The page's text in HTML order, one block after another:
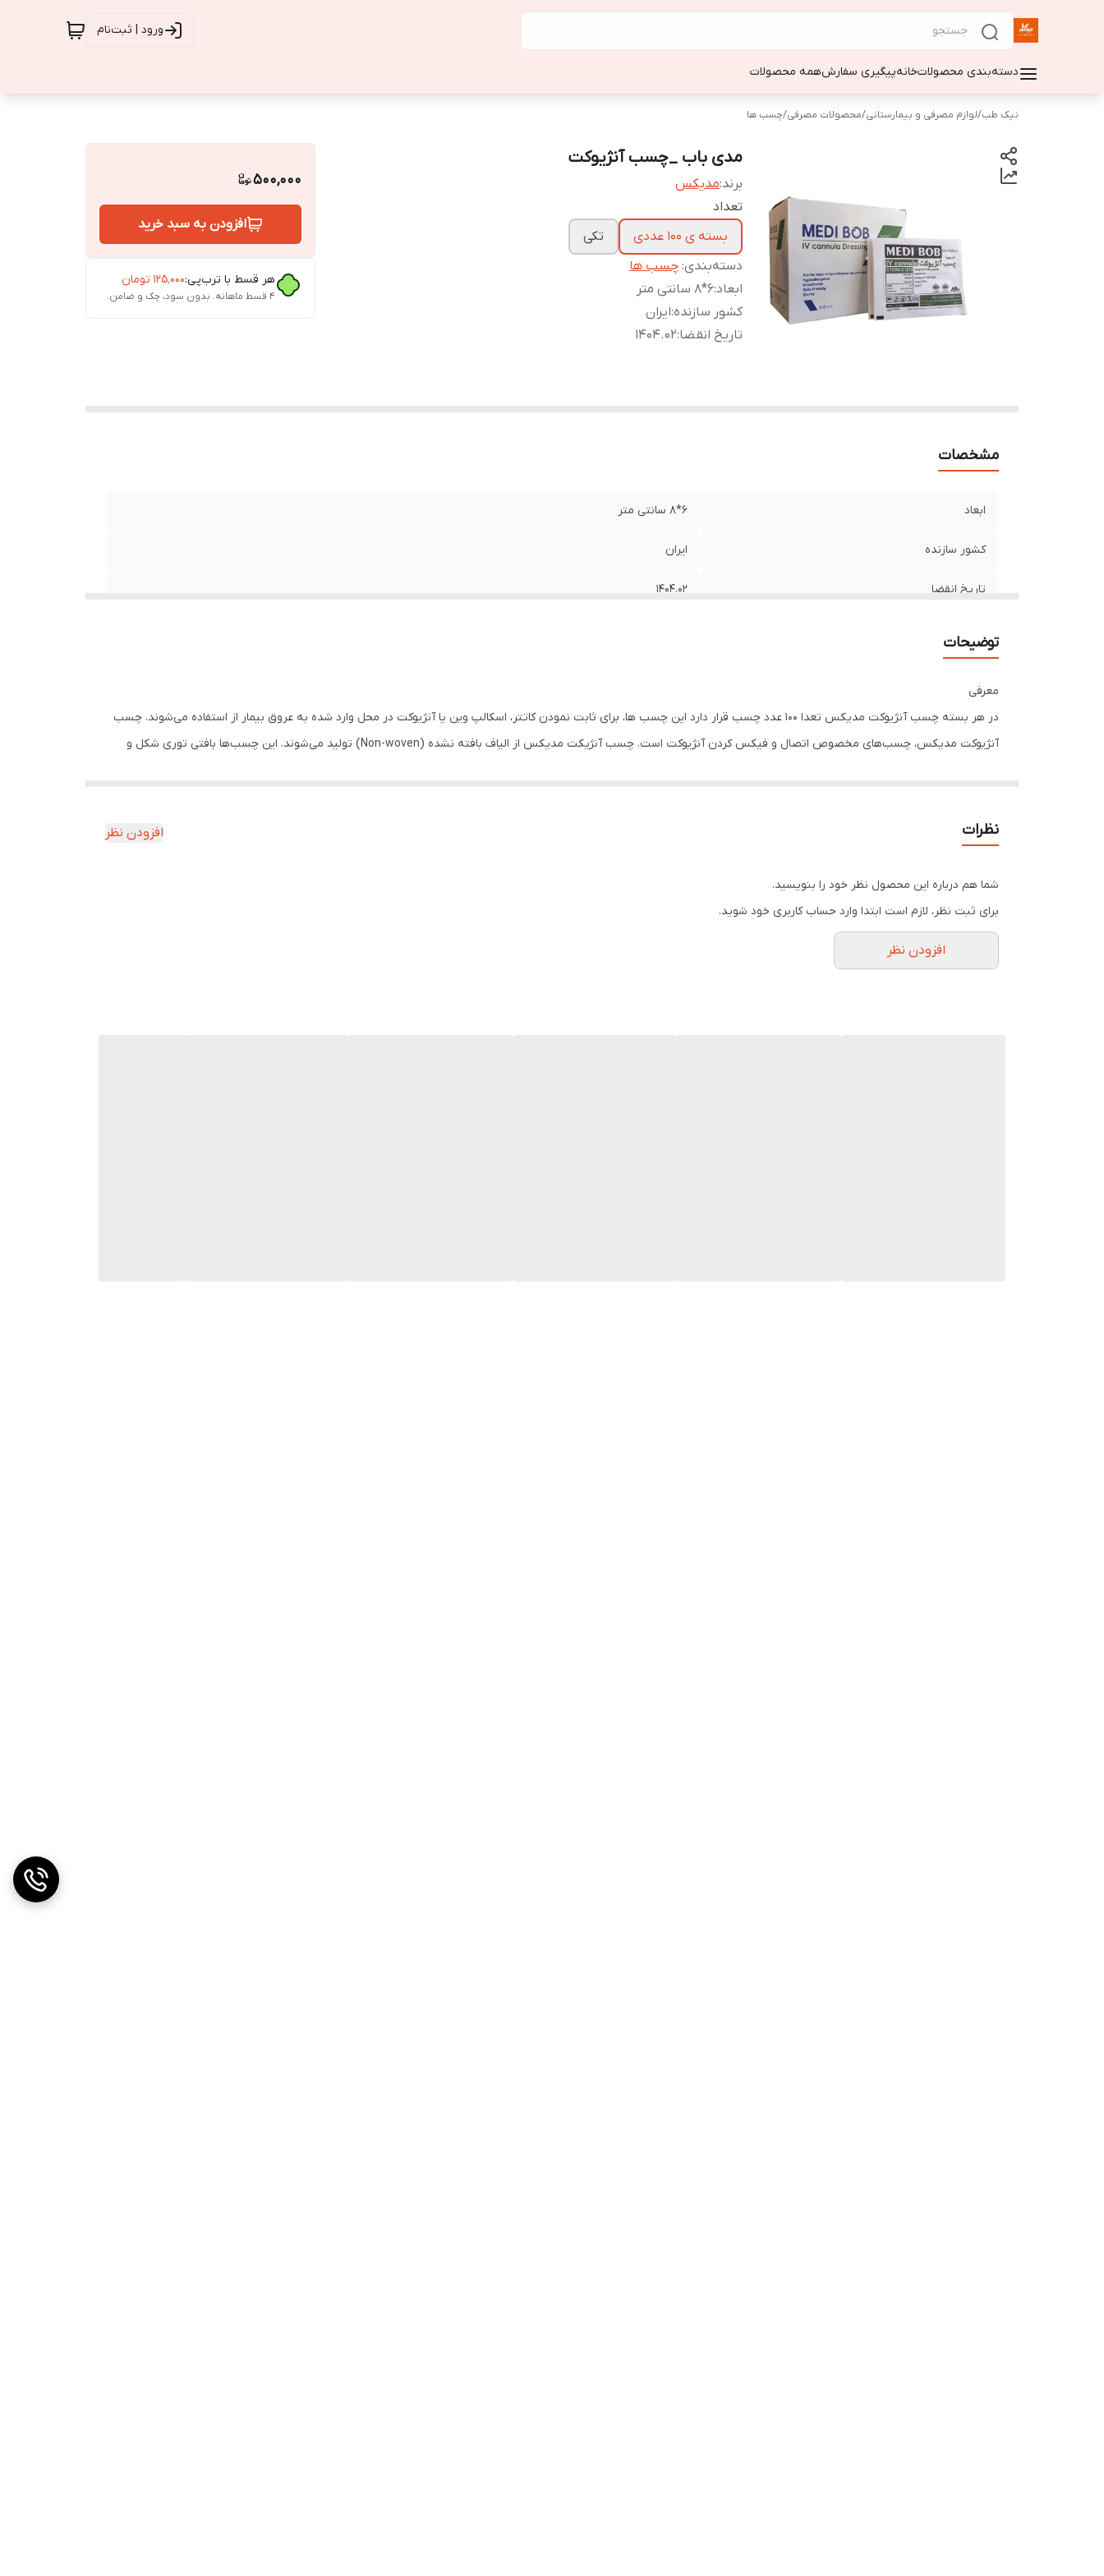
ورود | ثبت‌نام
دسته‌بندی محصولاتخانهپیگیری سفارشهمه محصولات
نیک طب/لوازم مصرفی و بیمارستانی/محصولات مصرفی/چسب ها
مدی باب _چسب آنژیوکت
برند:مدیکس
تعداد
بسته ی 100 عددی
تکی
دسته‌بندی: چسب ها
ابعاد:6*8 سانتی متر
کشور سازنده:ایران
تاریخ انقضا:
1404.02
500,000
افزودن به سبد خرید
هر قسط با ترب‌پی:۱۲۵٬۰۰۰ تومان
۴ قسط ماهانه. بدون سود، چک و ضامن.
مشخصات
ابعاد 6*8 سانتی متر
کشور سازنده ایران
تاریخ انقضا 1404.02
توضیحات
معرفی
در هر بسته چسب آنژیوکت مدیکس تعدا 100 عدد چسب قرار دارد این چسب ها، برای ثابت نمودن کاتتر، اسکالپ وین یا آنژیوکت در محل وارد شده به عروق بیمار از استفاده می‌شوند. چسب
آنژیوکت مدیکس، چسب‌های مخصوص اتصال و فیکس کردن آنژیوکت است. چسب‌ آنژیکت مدیکس از الیاف بافته نشده (Non-woven) تولید می‌شوند. این چسب‌ها بافتی توری شکل و
می‌دهد.این پانسمان یک پوشش استریل چسب دار وریدی است که برای تثبیت انواع وسایل تزریقی مثل آنژیوکت، کاتتر و اسکالپ به کار می رود و در محل تزریق آنژیوکت یا کاتتر دارای یک
پد مخصوص می باشد.
نظرات افزودن نظر
شما هم درباره این محصول نظر خود را بنویسید.
برای ثبت نظر، لازم است ابتدا وارد حساب کاربری خود شوید.
افزودن نظر